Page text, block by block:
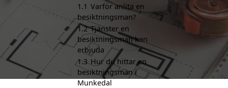
1.1 Varför anlita en
besiktningsman?
1.2 Tjänster en
besiktningsman kan
erbjuda
1.3 Hur du hittar en
besiktningsman i
Munkedal